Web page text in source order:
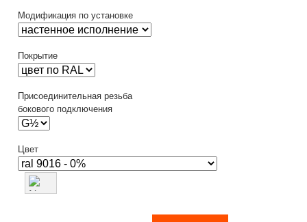
Модификация по установке
Покрытие
Присоединительная резьба
бокового подключения
Цвет